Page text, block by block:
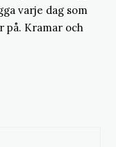
varje dag som
på. Kramar och